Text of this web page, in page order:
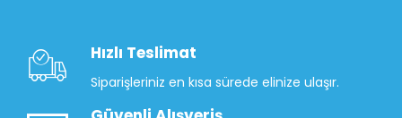
Hızlı Teslimat
Siparişleriniz en kısa sürede elinize ulaşır.